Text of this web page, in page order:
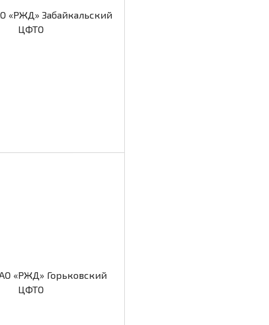
«РЖД» Забайкальский
ЦФТО
«РЖД» Горьковский
ЦФТО